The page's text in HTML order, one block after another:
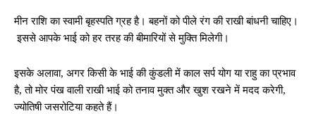
मीन राशि का स्वामी बृहस्पति ग्रह है। बहनों को पीले रंग की राखी बांधनी चाहिए।
इससे आपके भाई को हर तरह की बीमारियों से मुक्ति मिलेगी।
इसके अलावा, अगर किसी के भाई की कुंडली में काल सर्प योग या राहु का प्रभाव
है, तो मोर पंख वाली राखी भाई को तनाव मुक्त और खुश रखने में मदद करेगी,
ज्योतिषी जसरोटिया कहते हैं।